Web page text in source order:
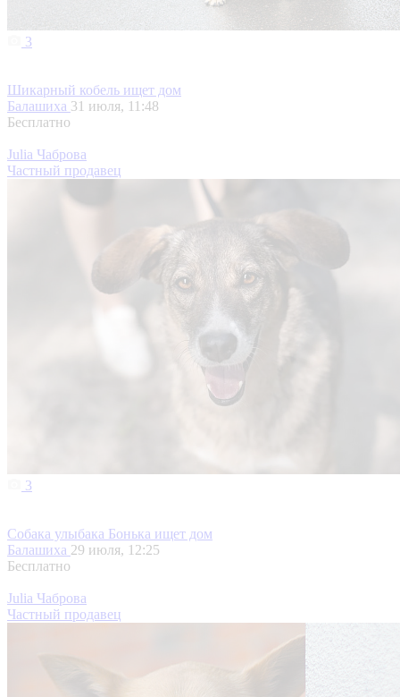
3
Шикарный кобель ищет дом
Балашиха 31 июля, 11:48
Бесплатно
Julia Чаброва
Частный продавец
3
Собака улыбака Бонька ищет дом
Балашиха 29 июля, 12:25
Бесплатно
Julia Чаброва
Частный продавец